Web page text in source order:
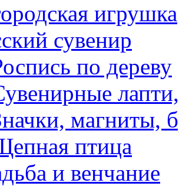
игрушка
сувенир
по дереву
магниты,
птица
и венчание